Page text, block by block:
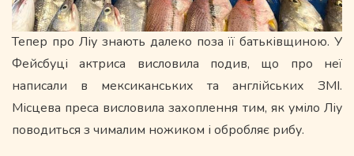
Тепер про Ліу знають далеко поза її батьківщиною. У
Фейсбуці актриса висловила подив, що про неї
написали в мексиканських та англійських ЗМІ.
Місцева преса висловила захоплення тим, як уміло Ліу
поводиться з чималим ножиком і обробляє рибу.